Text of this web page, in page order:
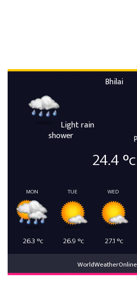
Bhilai
Light rain
shower
24.4°c
MON
26.3 °c
TUE
26.9 °c
WED
27.1 °c